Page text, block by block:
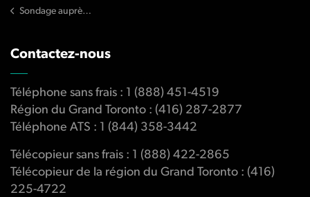
Sondage auprès des firmes 2017
Contactez-nous
Téléphone sans frais : 1 (888) 451-4519
Région du Grand Toronto : (416) 287-2877
Téléphone ATS : 1 (844) 358-3442
Télécopieur sans frais : 1 (888) 422-2865
Télécopieur de la région du Grand Toronto : (416)
225-4722